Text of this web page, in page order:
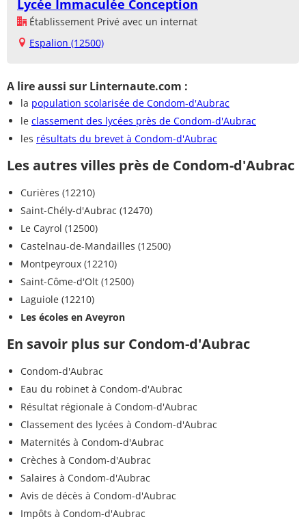
Lycée Immaculée Conception
Établissement Privé avec un internat
Espalion (12500)
A lire aussi sur Linternaute.com :
la population scolarisée de Condom-d'Aubrac
le classement des lycées près de Condom-d'Aubrac
les résultats du brevet à Condom-d'Aubrac
Les autres villes près de Condom-d'Aubrac
Curières (12210)
Saint-Chély-d'Aubrac (12470)
Le Cayrol (12500)
Castelnau-de-Mandailles (12500)
Montpeyroux (12210)
Saint-Côme-d'Olt (12500)
Laguiole (12210)
Les écoles en Aveyron
En savoir plus sur Condom-d'Aubrac
Condom-d'Aubrac
Eau du robinet à Condom-d'Aubrac
Résultat régionale à Condom-d'Aubrac
Classement des lycées à Condom-d'Aubrac
Maternités à Condom-d'Aubrac
Crèches à Condom-d'Aubrac
Salaires à Condom-d'Aubrac
Avis de décès à Condom-d'Aubrac
Impôts à Condom-d'Aubrac